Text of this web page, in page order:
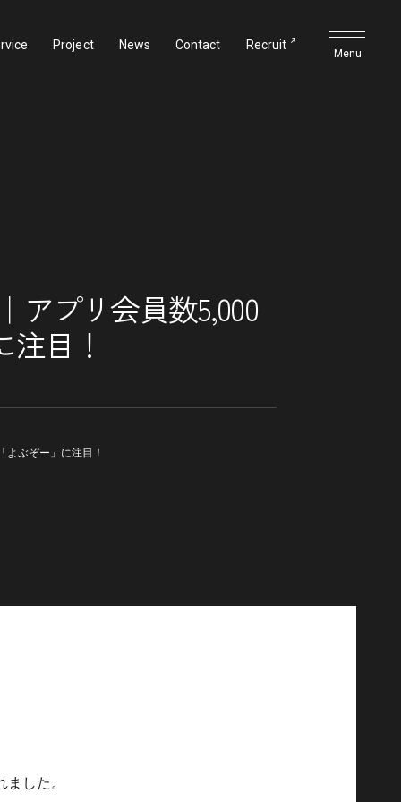
Project News Contact Recruit
アプリ会員数5,000
目！
よぶぞー」に注目！
した。